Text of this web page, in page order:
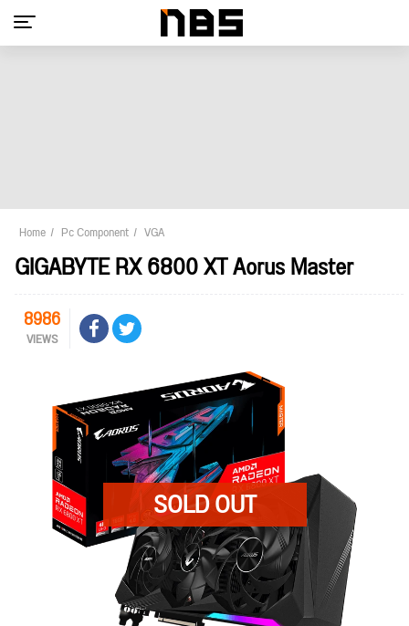
Home Pc Component VGA
GIGABYTE RX 6800 XT Aorus Master
8986
VIEWS